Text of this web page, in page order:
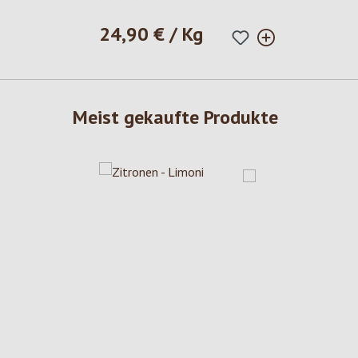
Regulärer Preis:
24,90 € / Kg
Meist gekaufte Produkte